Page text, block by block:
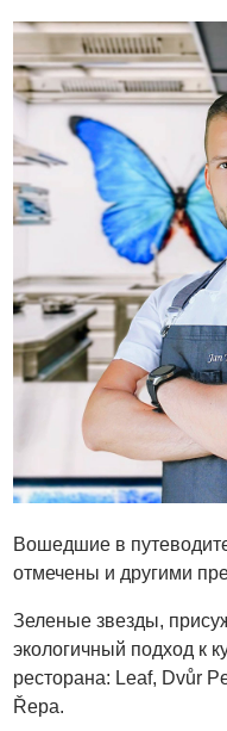
Вошедшие в
отмечены и другими
Зеленые звезды,
экологичный подход к
ресторана: Leaf, Dvůr
Řepa.